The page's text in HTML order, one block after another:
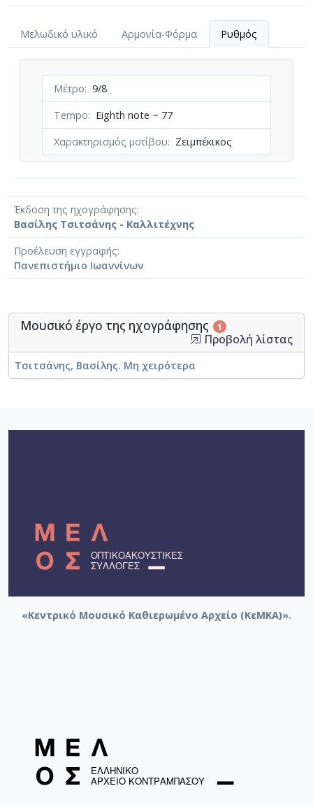
Μελωδικό υλικό Αρμονία-Φόρμα Ρυθμός
Μέτρο
9/8
Tempo
Eighth note ~ 77
Χαρακτηρισμός μοτίβου
Ζεϊμπέκικος
Έκδοση της ηχογράφησης
Βασίλης Τσιτσάνης - Καλλιτέχνης
Προέλευση εγγραφής
Πανεπιστήμιο Ιωαννίνων
Μουσικό έργο της ηχογράφησης 1
Προβολή λίστας
Τσιτσάνης, Βασίλης. Μη χειρότερα
«Κεντρικό Μουσικό Καθιερωμένο Αρχείο (ΚεΜΚΑ)».